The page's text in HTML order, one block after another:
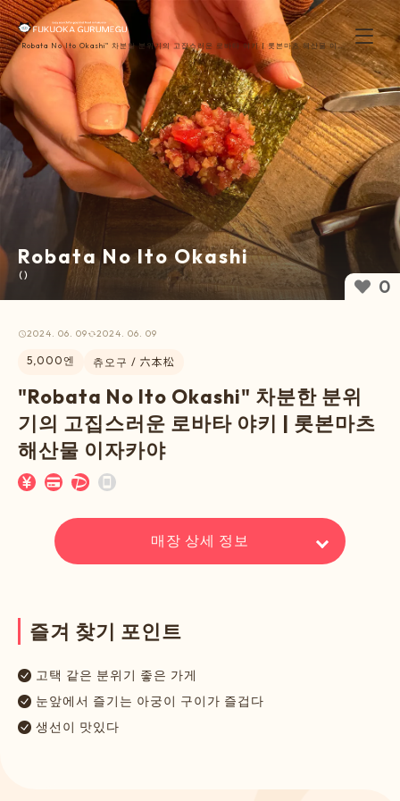
"Robata No Ito Okashi" 차분한 분위기의 고집스러운 로바타 야키 | 롯본마츠 해산물 이자
카야【福岡ぐるめぐ】
Robata No Ito Okashi
（） 0
2024. 06. 09 2024. 06. 09
5,000엔 츄오구 / 六本松
"Robata No Ito Okashi" 차분한 분위
기의 고집스러운 로바타 야키 | 롯본마츠
해산물 이자카야
매장 상세 정보
즐겨 찾기 포인트
고택 같은 분위기 좋은 가게
눈앞에서 즐기는 아궁이 구이가 즐겁다
생선이 맛있다